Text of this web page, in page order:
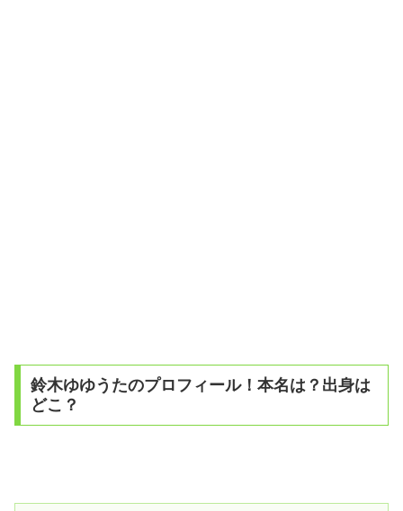
鈴木ゆゆうたのプロフィール！本名は？出身は
どこ？